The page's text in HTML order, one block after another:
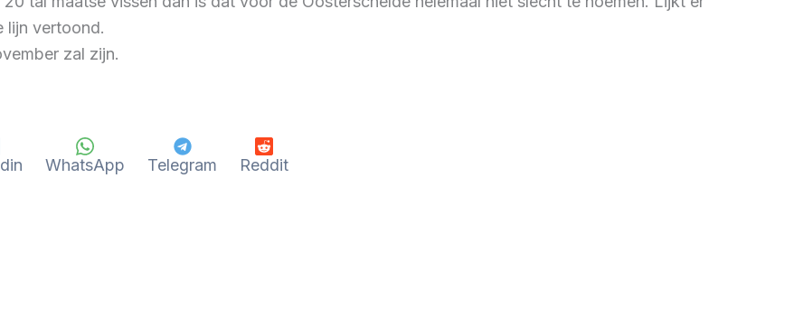
lijn vertoond.
zal zijn.
WhatsApp Telegram Reddit